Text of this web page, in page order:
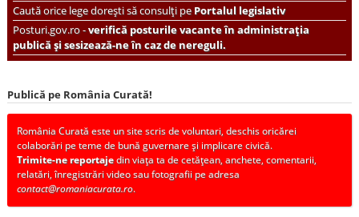
Caută orice lege dorești să consulți pePortalul legislativ
Posturi.gov.ro -verifică posturile vacante în administrația
publică și sesizează-ne în caz de nereguli.
Publică pe România Curată!
România Curată este un site scris de voluntari, deschis oricărei
colaborări pe teme de bună guvernare și implicare civică.
Trimite-ne reportajedin viața ta de cetățean, anchete, comentarii,
relatări, înregistrări video sau fotografii pe adresa
contact@romaniacurata.ro.